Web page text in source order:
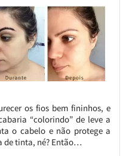
os fios bem fininhos, e
“colorindo” de leve a
o cabelo e não protege a
de tinta, né? Então…